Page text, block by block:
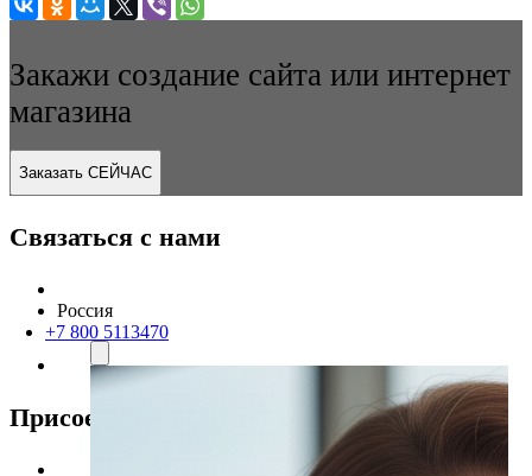
Закажи создание сайта или интернет
магазина
Заказать СЕЙЧАС
Связаться с нами
Россия
+7 800 5113470
Присоединяйтесь к нам